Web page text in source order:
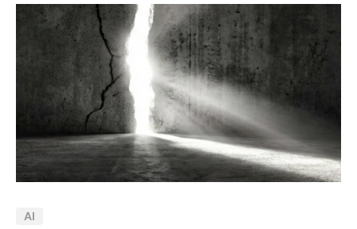
Twitter 上的長文產生了社交焦慮。 這篇文章是我這段時
間的思考整理。有些是對產業的預判，有些是親手實測的
心得，有些只是一個創業者在深夜滑手機時的坦白。 一、
軟體業正在經歷一場靜默的坍塌 過年期間我觀察到一個非
常明顯的現象：全世界的開發者都覺得自己拿到了一根魔
法杖，什麼都能做。 我大概看了十幾個人各自做的三到五
個產品，主題驚人地相似——分析 Token、保存筆記、做
Dashboard。換句話說，大概有十五個人正在用不同的方
法做同一件事情。 這讓我想通了一件事。 每個人想要的
介面可能不一樣，但背後需要的資料都一樣。你可能喜歡
根本沒必要——但我們三個人要的底層 Data 是同一份。
AI